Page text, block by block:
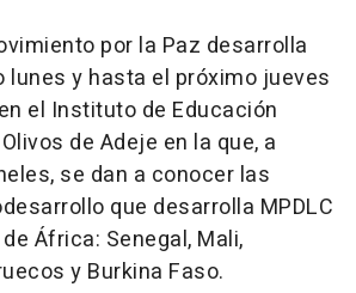
por la Paz desarrolla
lunes y hasta el próximo jueves
el Instituto de Educación
de Adeje en la que, a
se dan a conocer las
que desarrolla MPDLC
África: Senegal, Mali,
y Burkina Faso.